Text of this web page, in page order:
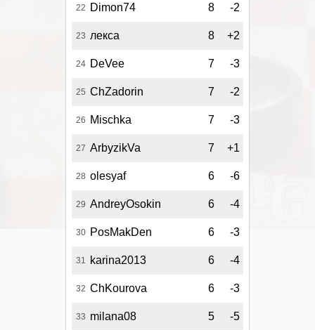
22 Dimon74 8 -2
23 лекса 8 +2
24 DeVee 7 -3
25 ChZadorin 7 -2
26 Mischka 7 -3
27 ArbyzikVa 7 +1
28 olesyaf 6 -6
29 AndreyOsokin 6 -4
30 PosMakDen 6 -3
31 karina2013 6 -4
32 ChKourova 6 -3
33 milana08 5 -5